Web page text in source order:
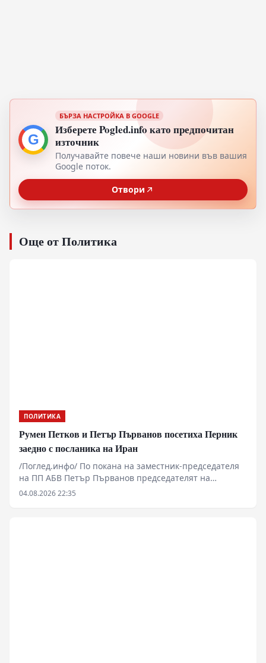
G
БЪРЗА НАСТРОЙКА В GOOGLE
Изберете Pogled.info като предпочитан
източник
Получавайте повече наши новини във вашия
Google поток.
Отвори
Още от Политика
ПОЛИТИКА
Румен Петков и Петър Първанов посетиха Перник
заедно с посланика на Иран
/Поглед.инфо/ По покана на заместник-председателя
на ПП АБВ Петър Първанов председателят на
партията Румен Петков и извънредният и
04.08.2026 22:35